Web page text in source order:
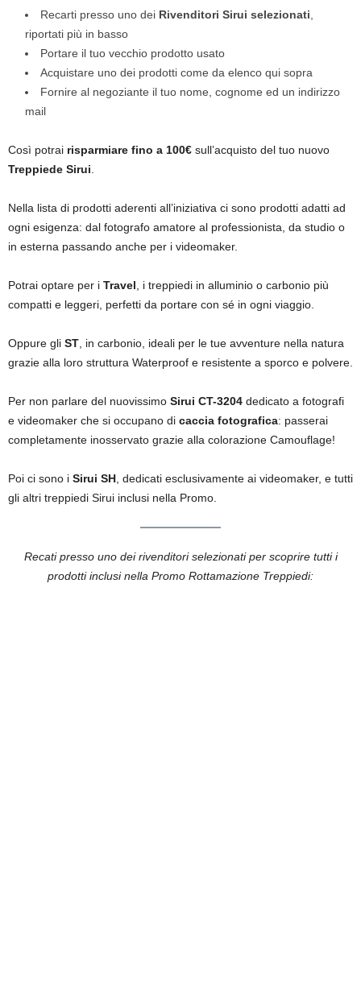
Recarti presso uno dei Rivenditori Sirui selezionati,
riportati più in basso
Portare il tuo vecchio prodotto usato
Acquistare uno dei prodotti come da elenco qui sopra
Fornire al negoziante il tuo nome, cognome ed un indirizzo
mail
Così potrai risparmiare fino a 100€ sull’acquisto del tuo nuovo
Treppiede Sirui.
Nella lista di prodotti aderenti all’iniziativa ci sono prodotti adatti ad
ogni esigenza: dal fotografo amatore al professionista, da studio o
in esterna passando anche per i videomaker.
Potrai optare per i Travel, i treppiedi in alluminio o carbonio più
compatti e leggeri, perfetti da portare con sé in ogni viaggio.
Oppure gli ST, in carbonio, ideali per le tue avventure nella natura
grazie alla loro struttura Waterproof e resistente a sporco e polvere.
Per non parlare del nuovissimo Sirui CT-3204 dedicato a fotografi
e videomaker che si occupano di caccia fotografica: passerai
completamente inosservato grazie alla colorazione Camouflage!
Poi ci sono i Sirui SH, dedicati esclusivamente ai videomaker, e tutti
gli altri treppiedi Sirui inclusi nella Promo.
Recati presso uno dei rivenditori selezionati per scoprire tutti i
prodotti inclusi nella Promo Rottamazione Treppiedi: